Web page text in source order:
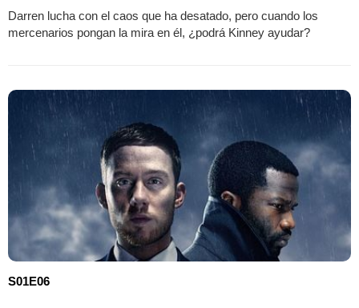
Darren lucha con el caos que ha desatado, pero cuando los
mercenarios pongan la mira en él, ¿podrá Kinney ayudar?
S01E06